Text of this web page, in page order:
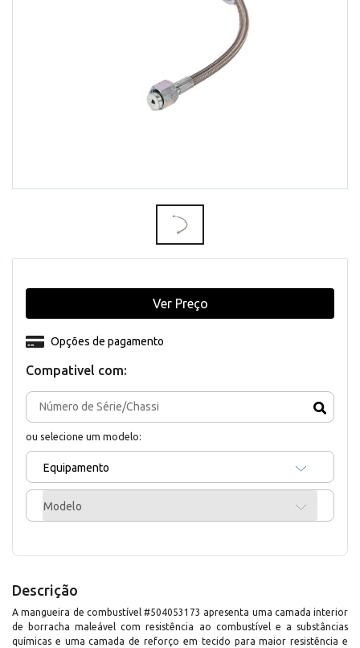
Compativel com:
ou selecione um modelo:
Equipamento
Modelo
Opções de pagamento
Ver Preço
Descrição
A mangueira de combustível #504053173 apresenta uma camada interior
de borracha maleável com resistência ao combustível e a substâncias
químicas e uma camada de reforço em tecido para maior resistência e